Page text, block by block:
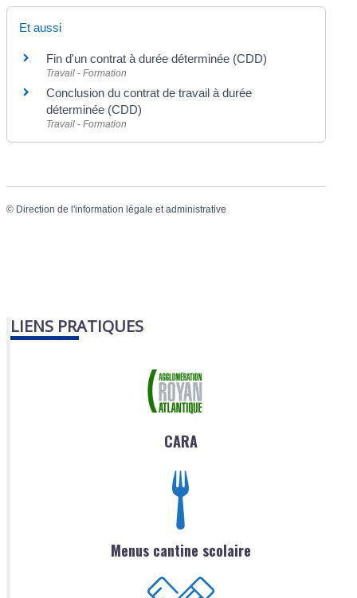
Et aussi
Fin d'un contrat à durée déterminée (CDD)
Travail - Formation
Conclusion du contrat de travail à durée
déterminée (CDD)
Travail - Formation
© Direction de l'information légale et administrative
LIENS PRATIQUES
CARA
Menus cantine scolaire